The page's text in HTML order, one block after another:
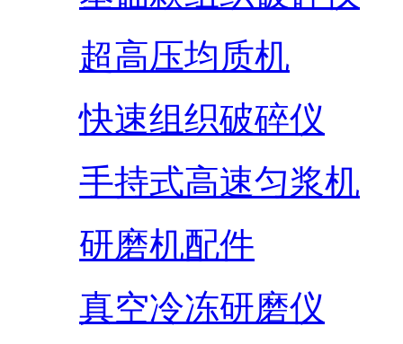
超高压均质机
快速组织破碎仪
手持式高速匀浆机
研磨机配件
真空冷冻研磨仪